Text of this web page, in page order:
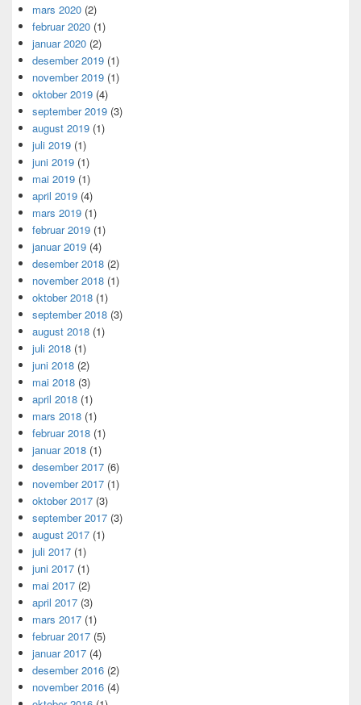
mars 2020 (2)
februar 2020 (1)
januar 2020 (2)
desember 2019 (1)
november 2019 (1)
oktober 2019 (4)
september 2019 (3)
august 2019 (1)
juli 2019 (1)
juni 2019 (1)
mai 2019 (1)
april 2019 (4)
mars 2019 (1)
februar 2019 (1)
januar 2019 (4)
desember 2018 (2)
november 2018 (1)
oktober 2018 (1)
september 2018 (3)
august 2018 (1)
juli 2018 (1)
juni 2018 (2)
mai 2018 (3)
april 2018 (1)
mars 2018 (1)
februar 2018 (1)
januar 2018 (1)
desember 2017 (6)
november 2017 (1)
oktober 2017 (3)
september 2017 (3)
august 2017 (1)
juli 2017 (1)
juni 2017 (1)
mai 2017 (2)
april 2017 (3)
mars 2017 (1)
februar 2017 (5)
januar 2017 (4)
desember 2016 (2)
november 2016 (4)